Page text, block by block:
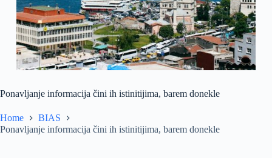
Ponavljanje informacija čini ih istinitijima, barem donekle
Home
BIAS
Ponavljanje informacija čini ih istinitijima, barem donekle